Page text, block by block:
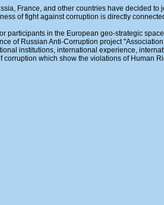
France, and other countries have decided to
of fight against corruption is directly
in the European geo-strategic
of Russian Anti-Corruption project
institutions, international experience,
which show the violations of Human